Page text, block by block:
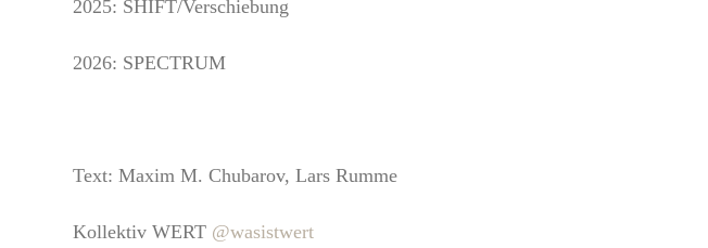
2025: SHIFT/Verschiebung
2026: SPECTRUM
Text: Maxim M. Chubarov, Lars Rumme
Kollektiv WERT @wasistwert